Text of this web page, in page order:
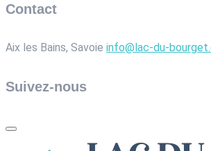
Contact
Aix les Bains, Savoie info@lac-du-
Suivez-nous